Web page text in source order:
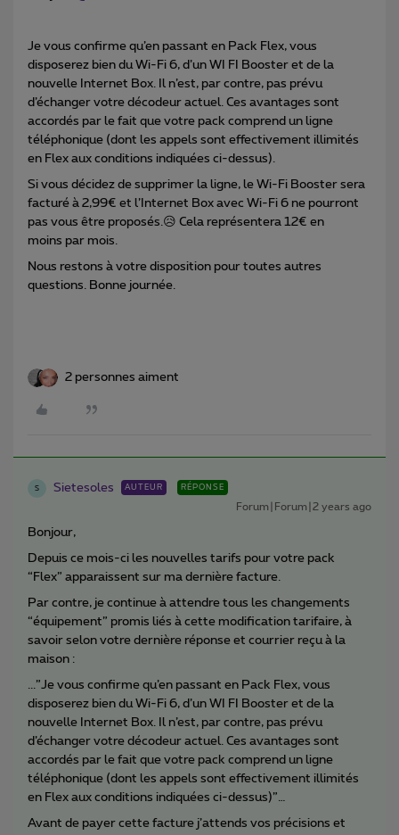
Je vous confirme qu’en passant en Pack Flex, vous
disposerez bien du Wi-Fi 6, d’un WI FI Booster et de la
nouvelle Internet Box. Il n’est, par contre, pas prévu
d’échanger votre décodeur actuel. Ces avantages sont
accordés par le fait que votre pack comprend un ligne
téléphonique (dont les appels sont effectivement illimités
en Flex aux conditions indiquées ci-dessus).
Si vous décidez de supprimer la ligne, le Wi-Fi Booster sera
facturé à 2,99€ et l’Internet Box avec Wi-Fi 6 ne pourront
pas vous être proposés.😥 Cela représentera 12€ en
moins par mois.
Nous restons à votre disposition pour toutes autres
questions. Bonne journée.
2 personnes aiment
S Sietesoles AUTEUR RÉPONSE
Forum|Forum|2 years ago
Bonjour,
Depuis ce mois-ci les nouvelles tarifs pour votre pack
“Flex” apparaissent sur ma dernière facture.
Par contre, je continue à attendre tous les changements
“équipement” promis liés à cette modification tarifaire, à
savoir selon votre dernière réponse et courrier reçu à la
maison :
...”Je vous confirme qu’en passant en Pack Flex, vous
disposerez bien du Wi-Fi 6, d’un WI FI Booster et de la
nouvelle Internet Box. Il n’est, par contre, pas prévu
d’échanger votre décodeur actuel. Ces avantages sont
accordés par le fait que votre pack comprend un ligne
téléphonique (dont les appels sont effectivement illimités
en Flex aux conditions indiquées ci-dessus)”…
Avant de payer cette facture j’attends vos précisions et